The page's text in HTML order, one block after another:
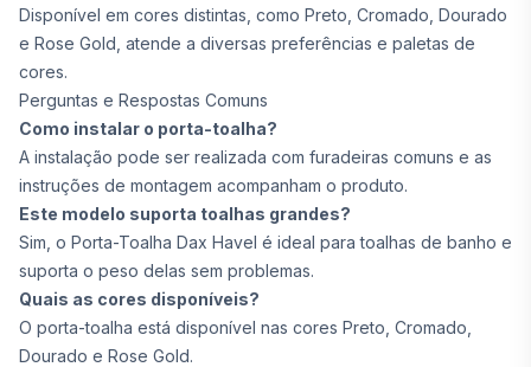
Disponível em cores distintas, como Preto, Cromado, Dourado
e Rose Gold, atende a diversas preferências e paletas de
cores.
Perguntas e Respostas Comuns
Como instalar o porta-toalha?
A instalação pode ser realizada com furadeiras comuns e as
instruções de montagem acompanham o produto.
Este modelo suporta toalhas grandes?
Sim, o Porta-Toalha Dax Havel é ideal para toalhas de banho e
suporta o peso delas sem problemas.
Quais as cores disponíveis?
O porta-toalha está disponível nas cores Preto, Cromado,
Dourado e Rose Gold.